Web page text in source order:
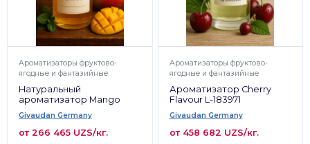
Ароматизаторы фруктово-
ягодные и фантазийные
Натуральный
ароматизатор Mango
Givaudan Germany
от 266 465 UZS/кг.
Ароматизаторы фруктово-
ягодные и фантазийные
Ароматизатор Cherry
Flavour L-183971
Givaudan Germany
от 458 682 UZS/кг.